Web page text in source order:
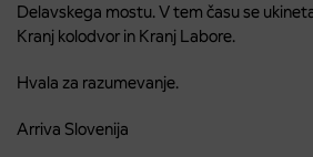
Delavskega mostu. V tem času se
Kranj kolodvor in Kranj Labore.
Hvala za razumevanje.
Arriva Slovenija